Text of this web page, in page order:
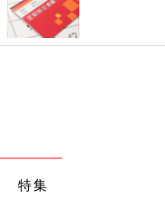
特集